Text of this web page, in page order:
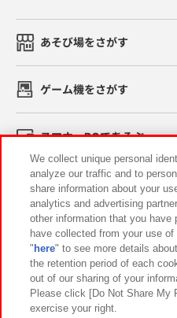
あそび場をさがす
ゲーム機をさがす
スマホ・PCであそぶ
イベント・キャンペーン
関連会社 サステナビ
プライバシーポリシー ウェ
お取引先さまとともに
We collect unique personal
analyze our traffic and to
share information about your
analytics and advertising
other information that you
have collected from your use
" here" to see more details
the retention period of each
out of our sharing of your
Please click [Do Not Share My
exercise your right.